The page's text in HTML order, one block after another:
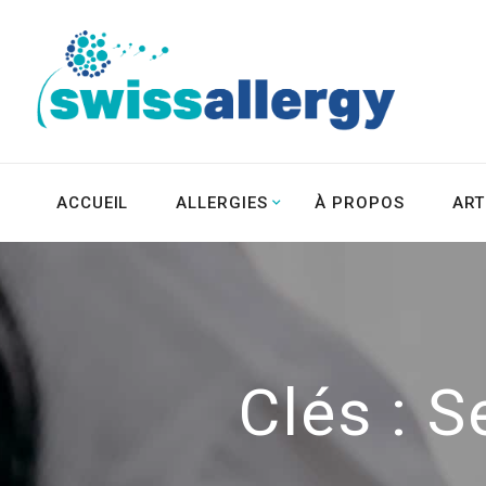
ACCUEIL ALLERGIES À PROPOS
Clés :